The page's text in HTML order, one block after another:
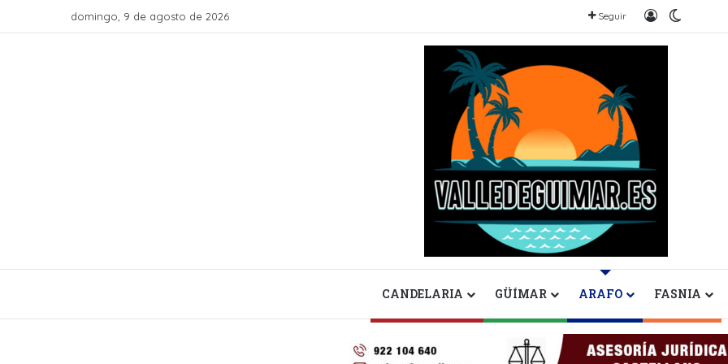
domingo, 9 de agosto de 2026 Seguir Iniciar sesión
Switch
CANDELARIA GÜÍMAR ARAFO FASNIA